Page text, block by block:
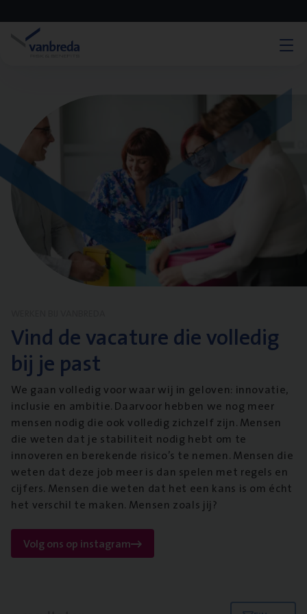
Vind de vacature die volledig
bij je past
We gaan volledig voor waar wij in geloven: innovatie,
inclusie en ambitie. Daarvoor hebben we nog meer
mensen nodig die ook volledig zichzelf zijn. Mensen
die weten dat je stabiliteit nodig hebt om te
innoveren en berekende risico’s te nemen. Mensen die
weten dat deze job meer is dan spelen met regels en
cijfers. Mensen die weten dat het een kans is om écht
het verschil te maken. Mensen zoals jij?
Volg ons op instagram